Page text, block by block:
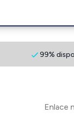
99%
Enlace